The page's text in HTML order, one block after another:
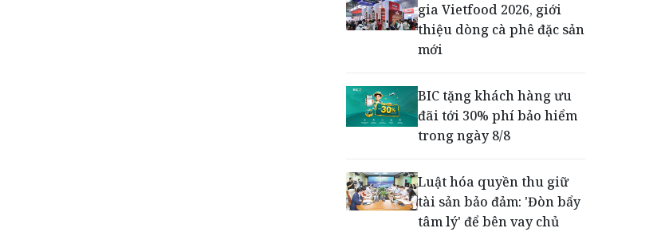
gia Vietfood 2026, giới
thiệu dòng cà phê đặc sản
mới
BIC tặng khách hàng ưu
đãi tới 30% phí bảo hiểm
trong ngày 8/8
Luật hóa quyền thu giữ
tài sản bảo đảm: 'Đòn bẩy
tâm lý' để bên vay chủ